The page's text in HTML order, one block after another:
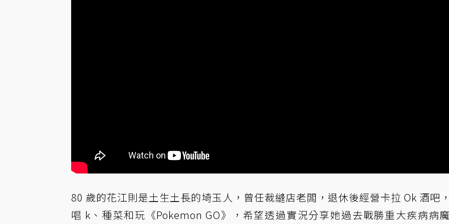
80 歲的花江則是土生土長的埼玉人，曾任裁縫店老闆，退休後經營卡拉 Ok 酒吧
唱 k、種菜和玩《Pokemon GO》，希望透過實況分享她過去戰勝重大疾病病